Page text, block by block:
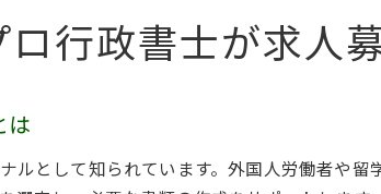
求人募集が提供する新しいキャリ
在留資格における法律知識の必要性
社会貢献としての在留資格支援
行政書士が求人
は
ルとして知られています。外国人労働者や